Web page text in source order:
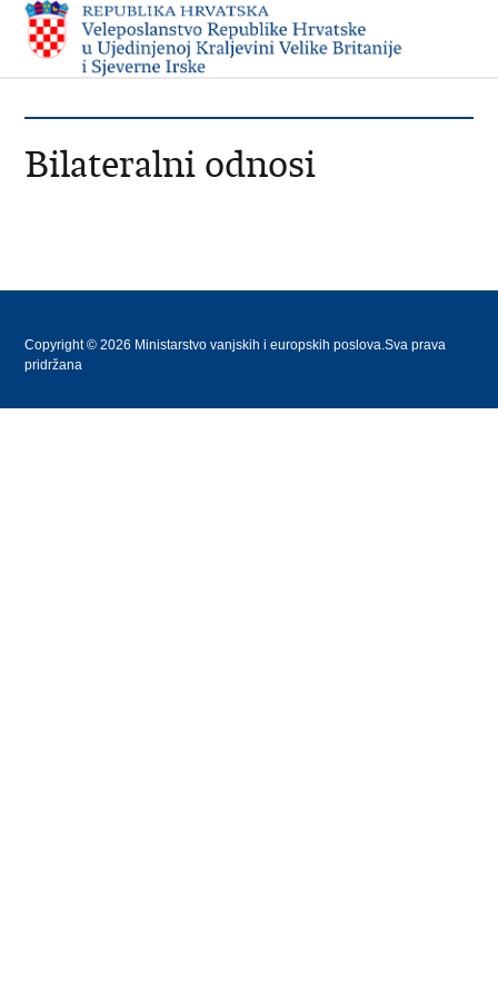
Bilateralni odnosi
Copyright © 2026 Ministarstvo vanjskih i europskih poslova.Sva prava
pridržana